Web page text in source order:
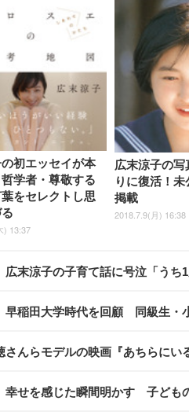
初エッセイが本
哲学者・尊敬する
をセレクトし思
) 13:37
広末涼子の写
りに復活！
掲載
2018.7.9(月) 16:38
広末涼子の子育て話に号泣「うち
早稲田大学時代を回顧 同級生・
さんらモデルの映画『あちらに
幸せを感じた瞬間明かす 子ども